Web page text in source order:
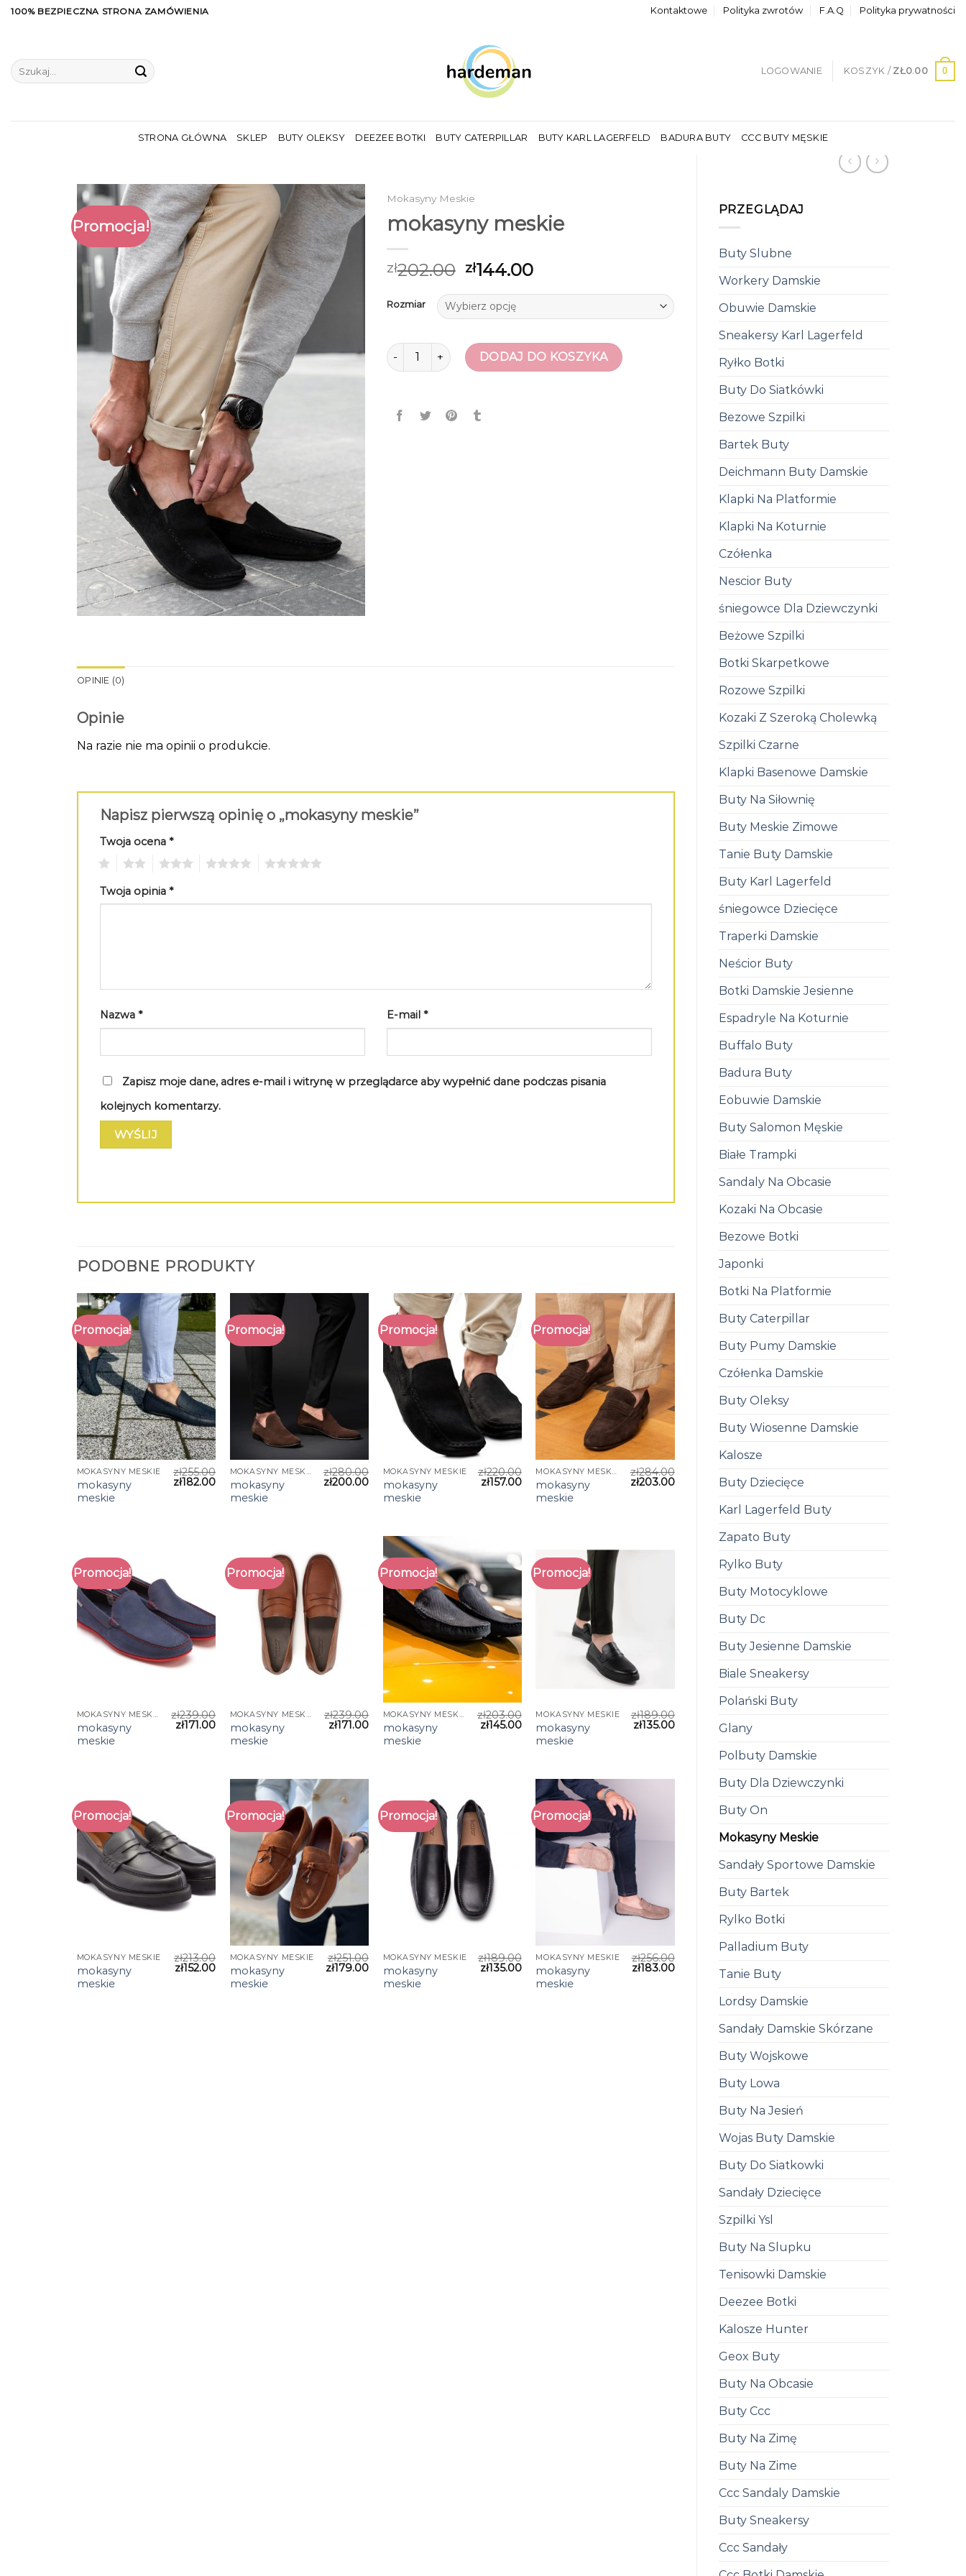
Skip100% BEZPIECZNA STRONA ZAMÓWIENIA Kontaktowe Polityka zwrotów F.A.Q Polityka prywatności
Szukaj:
LOGOWANIE KOSZYK / ZŁ0.00 0
STRONA GŁÓWNA SKLEP BUTY OLEKSY DEEZEE BOTKI BUTY CATERPILLAR BUTY KARL LAGERFELD BADURA BUTY CCC BUTY MĘSKIE
PRZEGLĄDAJ
Buty Slubne
Workery Damskie
Obuwie Damskie
Sneakersy Karl Lagerfeld
Ryłko Botki
Buty Do Siatkówki
Bezowe Szpilki
Bartek Buty
Deichmann Buty Damskie
Klapki Na Platformie
Klapki Na Koturnie
Czółenka
Nescior Buty
śniegowce Dla Dziewczynki
Beżowe Szpilki
Botki Skarpetkowe
Rozowe Szpilki
Kozaki Z Szeroką Cholewką
Szpilki Czarne
Klapki Basenowe Damskie
Buty Na Siłownię
Buty Meskie Zimowe
Tanie Buty Damskie
Buty Karl Lagerfeld
śniegowce Dziecięce
Traperki Damskie
Neścior Buty
Botki Damskie Jesienne
Espadryle Na Koturnie
Buffalo Buty
Badura Buty
Eobuwie Damskie
Buty Salomon Męskie
Białe Trampki
Sandaly Na Obcasie
Kozaki Na Obcasie
Bezowe Botki
Japonki
Botki Na Platformie
Buty Caterpillar
Buty Pumy Damskie
Czółenka Damskie
Buty Oleksy
Buty Wiosenne Damskie
Kalosze
Buty Dziecięce
Karl Lagerfeld Buty
Zapato Buty
Rylko Buty
Buty Motocyklowe
Buty Dc
Buty Jesienne Damskie
Biale Sneakersy
Polański Buty
Glany
Polbuty Damskie
Buty Dla Dziewczynki
Buty On
Mokasyny Meskie
Sandały Sportowe Damskie
Buty Bartek
Rylko Botki
Palladium Buty
Tanie Buty
Lordsy Damskie
Sandały Damskie Skórzane
Buty Wojskowe
Buty Lowa
Buty Na Jesień
Wojas Buty Damskie
Buty Do Siatkowki
Sandały Dziecięce
Szpilki Ysl
Buty Na Slupku
Tenisowki Damskie
Deezee Botki
Kalosze Hunter
Geox Buty
Buty Na Obcasie
Buty Ccc
Buty Na Zimę
Buty Na Zime
Ccc Sandaly Damskie
Buty Sneakersy
Ccc Sandały
Promocja!
Mokasyny Meskie
mokasyny meskie
zł202.00 zł144.00
Rozmiar
ilość mokasyny meskieDODAJ DO KOSZYKA
OPINIE (0)
Opinie
Na razie nie ma opinii o produkcie.
Napisz pierwszą opinię o „mokasyny meskie”
Twoja ocena *
Twoja opinia *
Nazwa * E-mail *
Zapisz moje dane, adres e-mail i witrynę w przeglądarce aby wypełnić dane podczas pisania
kolejnych komentarzy.
PODOBNE PRODUKTY
Promocja!
MOKASYNY MESKIE
mokasyny
meskie
zł255.00
zł182.00
Promocja!
MOKASYNY MESKIE
mokasyny
meskie
zł280.00
zł200.00
Promocja!
MOKASYNY MESKIE
mokasyny
meskie
zł220.00
zł157.00
Promocja!
MOKASYNY MESKIE
mokasyny
meskie
zł284.00
zł203.00
Promocja!
MOKASYNY MESKIE
mokasyny
meskie
zł239.00
zł171.00
Promocja!
MOKASYNY MESKIE
mokasyny
meskie
zł239.00
zł171.00
Promocja!
MOKASYNY MESKIE
mokasyny
meskie
zł203.00
zł145.00
Promocja!
MOKASYNY MESKIE
mokasyny
meskie
zł189.00
zł135.00
Promocja!
MOKASYNY MESKIE
mokasyny
meskie
zł213.00
zł152.00
Promocja!
MOKASYNY MESKIE
mokasyny
meskie
zł251.00
zł179.00
Promocja!
MOKASYNY MESKIE
mokasyny
meskie
zł189.00
zł135.00
Promocja!
MOKASYNY MESKIE
mokasyny
meskie
zł256.00
zł183.00